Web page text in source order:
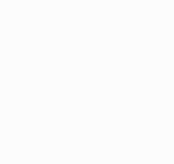
GRUPPE (OEFFNET IN